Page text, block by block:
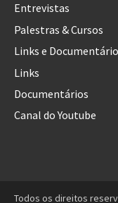
Entrevistas
Palestras & Cursos
Links e
Links
Documentários
Canal do Youtube
Todos os direitos